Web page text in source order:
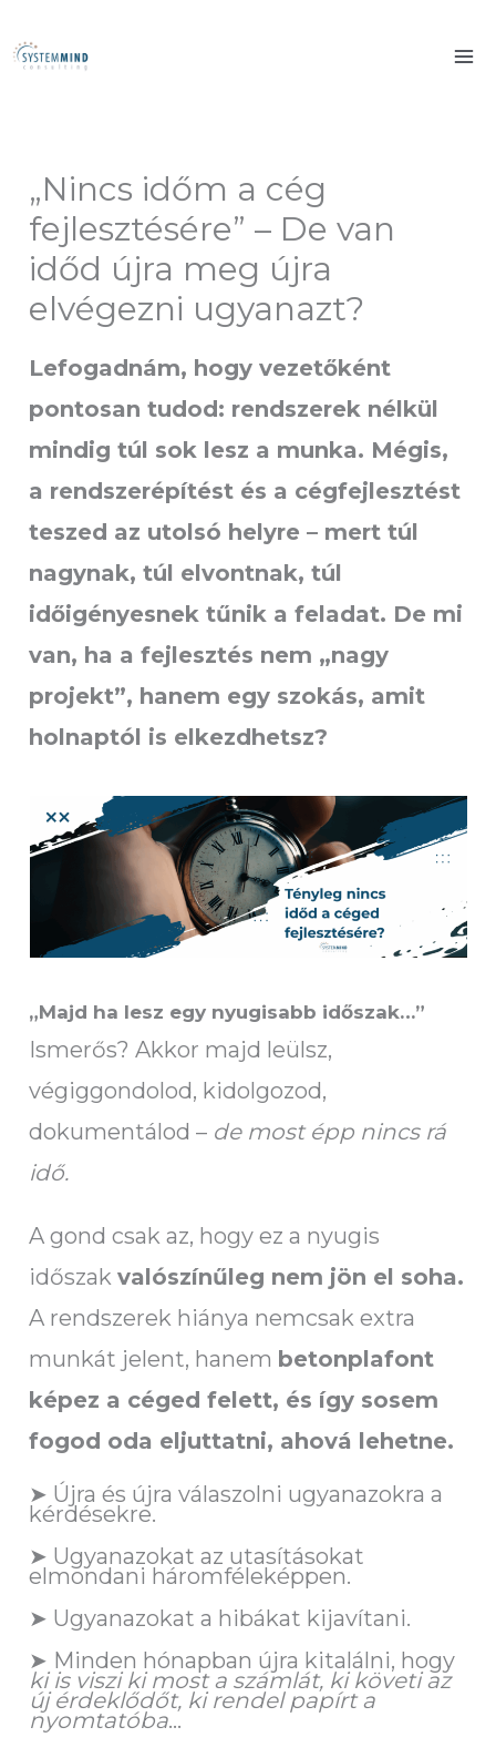
to
„Nincs időm a cég
fejlesztésére” – De van
időd újra meg újra
elvégezni ugyanazt?
Lefogadnám, hogy vezetőként
pontosan tudod: rendszerek nélkül
mindig túl sok lesz a munka. Mégis,
a rendszerépítést és a cégfejlesztést
teszed az utolsó helyre – mert túl
nagynak, túl elvontnak, túl
időigényesnek tűnik a feladat. De mi
van, ha a fejlesztés nem „nagy
projekt”, hanem egy szokás, amit
holnaptól is elkezdhetsz?
„Majd ha lesz egy nyugisabb időszak…”
Ismerős? Akkor majd leülsz,
végiggondolod, kidolgozod,
dokumentálod – de most épp nincs rá
idő.
A gond csak az, hogy ez a nyugis
időszakvalószínűleg nem jön el soha.
A rendszerek hiánya nemcsak extra
munkát jelent, hanem betonplafont
képez a céged felett, és így sosem
fogod oda eljuttatni, ahová lehetne.
➤ Újra és újra válaszolni ugyanazokra a
kérdésekre.
➤ Ugyanazokat az utasításokat
elmondani háromféleképpen.
➤ Ugyanazokat a hibákat kijavítani.
➤ Minden hónapban újra kitalálni, hogy
ki is viszi ki most a számlát, ki követi az
új érdeklődőt, ki rendel papírt a
nyomtatóba…